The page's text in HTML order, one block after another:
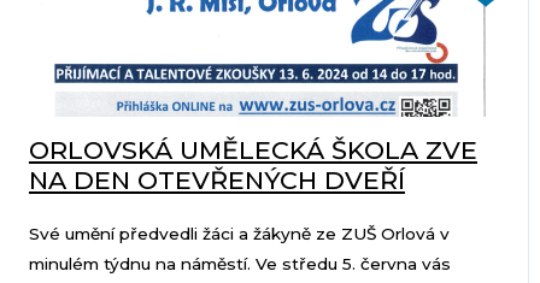
ORLOVSKÁ UMĚLECKÁ ŠKOLA ZVE
NA DEN OTEVŘENÝCH DVEŘÍ
Své umění předvedli žáci a žákyně ze ZUŠ Orlová v
minulém týdnu na náměstí. Ve středu 5. června vás